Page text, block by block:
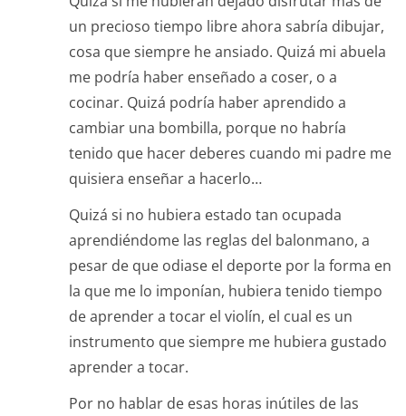
un precioso tiempo libre ahora sabría dibujar,
cosa que siempre he ansiado. Quizá mi abuela
me podría haber enseñado a coser, o a
cocinar. Quizá podría haber aprendido a
cambiar una bombilla, porque no habría
tenido que hacer deberes cuando mi padre me
quisiera enseñar a hacerlo…
Quizá si no hubiera estado tan ocupada
aprendiéndome las reglas del balonmano, a
pesar de que odiase el deporte por la forma en
la que me lo imponían, hubiera tenido tiempo
de aprender a tocar el violín, el cual es un
instrumento que siempre me hubiera gustado
aprender a tocar.
Por no hablar de esas horas inútiles de las